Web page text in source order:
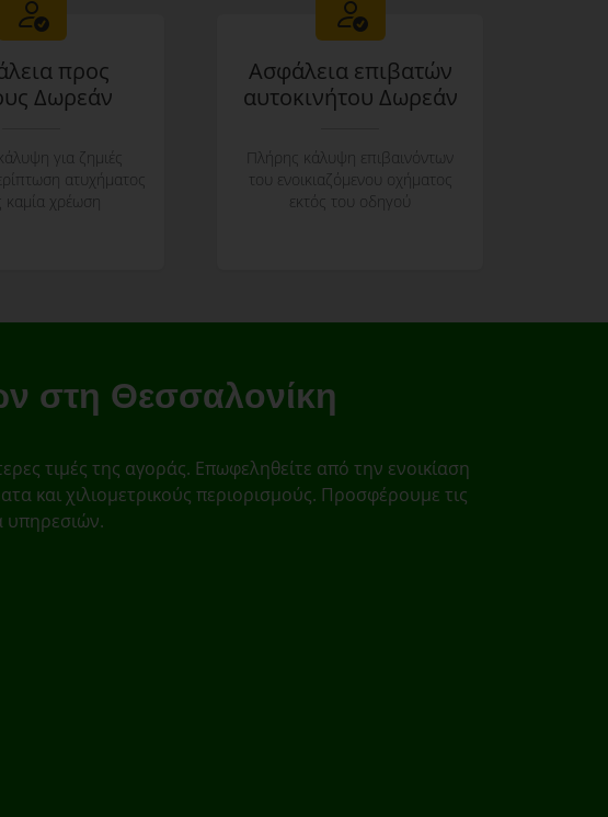
προς
Δωρεάν
για ζημιές
ατυχήματος
καμία χρέωση
Ασφάλεια επιβατών
αυτοκινήτου Δωρεάν
Πλήρης κάλυψη επιβαινόντων
του ενοικιαζόμενου οχήματος
εκτός του οδηγού
στη Θεσσαλονίκη
τιμές της αγοράς. Επωφεληθείτε από την ενοικίαση
και χιλιομετρικούς περιορισμούς. Προσφέρουμε τις
υπηρεσιών.